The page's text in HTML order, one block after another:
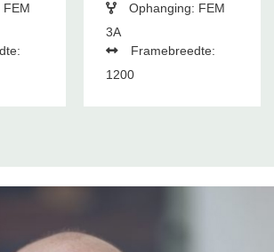
Ophanging: FEM
3A
Framebreedte:
1200